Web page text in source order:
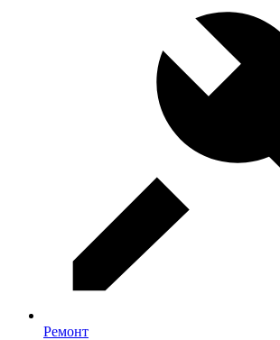
Ремонт